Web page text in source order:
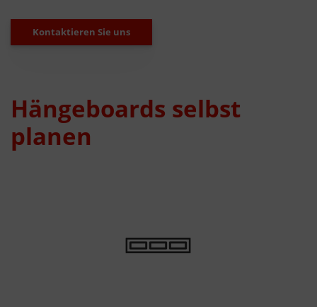
Kontaktieren Sie uns
Hängeboards selbst
planen